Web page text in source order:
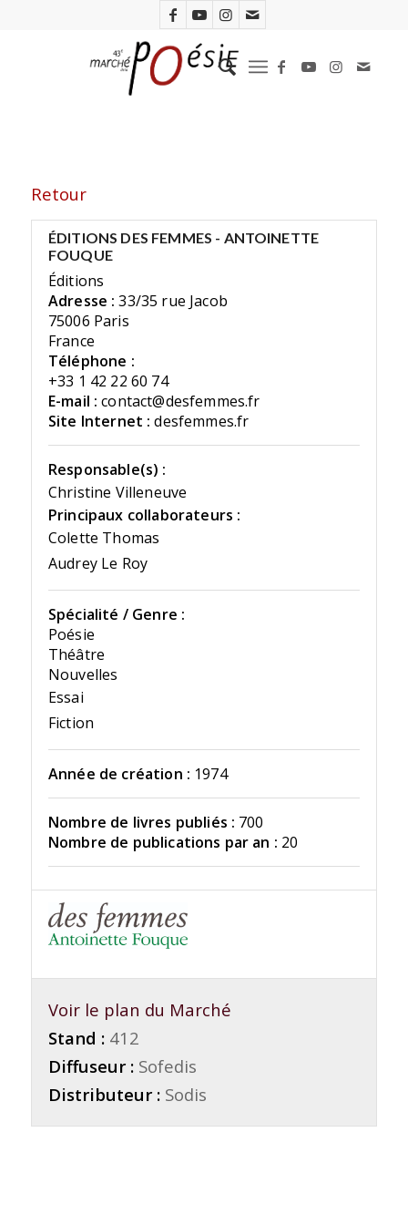
Retour
ÉDITIONS DES FEMMES - ANTOINETTE
FOUQUE
Éditions
Adresse : 33/35 rue Jacob
75006 Paris
France
Téléphone :
+33 1 42 22 60 74
E-mail : contact@desfemmes.fr
Site Internet : desfemmes.fr
Responsable(s) :
Christine Villeneuve
Principaux collaborateurs :
Colette Thomas
Audrey Le Roy
Spécialité / Genre :
Poésie
Théâtre
Nouvelles
Essai
Fiction
Année de création : 1974
Nombre de livres publiés : 700
Nombre de publications par an : 20
Voir le plan du Marché
Stand : 412
Diffuseur : Sofedis
Distributeur : Sodis